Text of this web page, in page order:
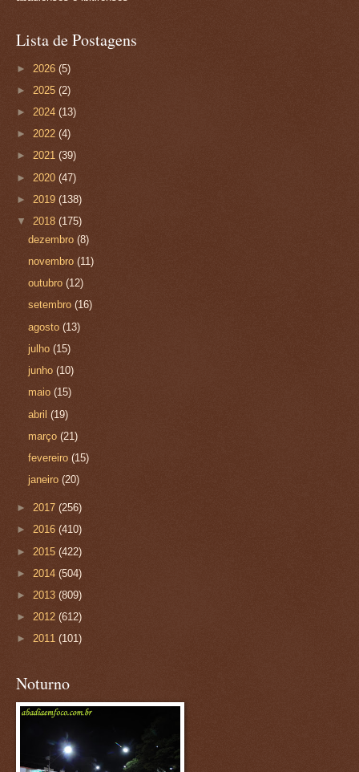
Lista de Postagens
► 2026 (5)
► 2025 (2)
► 2024 (13)
► 2022 (4)
► 2021 (39)
► 2020 (47)
► 2019 (138)
▼ 2018 (175)
dezembro(8)
novembro(11)
outubro(12)
setembro(16)
agosto(13)
julho(15)
junho(10)
maio(15)
abril(19)
março(21)
fevereiro(15)
janeiro(20)
► 2017 (256)
► 2016 (410)
► 2015 (422)
► 2014 (504)
► 2013 (809)
► 2012 (612)
► 2011 (101)
Noturno